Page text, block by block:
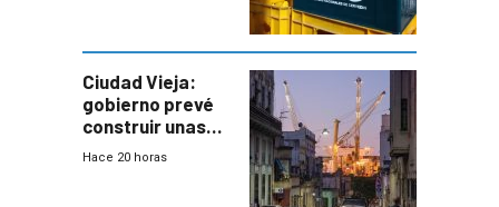
Ciudad Vieja:
gobierno prevé
construir unas
mil viviendas en
Hace 20 horas